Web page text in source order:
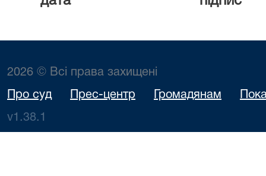
2026 © Всі права захищені
Про суд Прес-центр Громадянам
v1.38.1